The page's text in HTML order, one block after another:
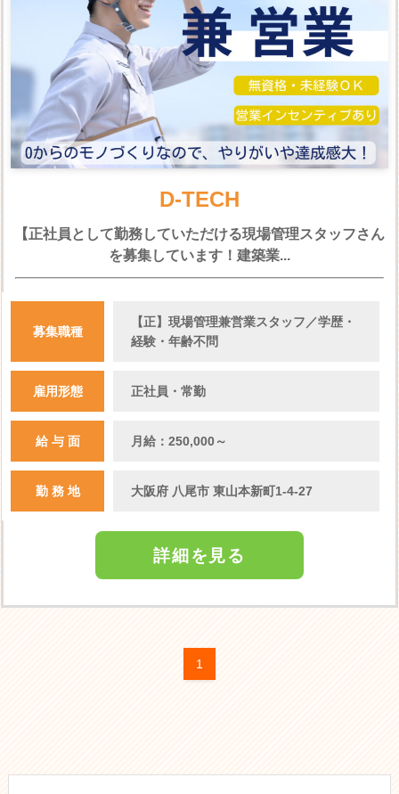
D-TECH
【正社員として勤務していただける現場管理スタッフさん
を募集しています！建築業...
募集職種
【正】現場管理兼営業スタッフ／学歴・
経験・年齢不問
雇用形態 正社員・常勤
給 与 面 月給：250,000～
勤 務 地 大阪府 八尾市 東山本新町1-4-27
詳細を見る
1